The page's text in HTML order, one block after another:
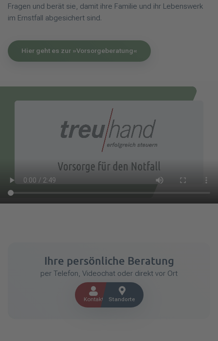
Fragen und berät sie, damit ihre Familie und ihr Lebenswerk
im Ernstfall abgesichert sind.
Hier geht es zur »Vorsorgeberatung«
Ihre persönliche Beratung
per Telefon, Videochat oder direkt vor Ort
Kontakt Standorte